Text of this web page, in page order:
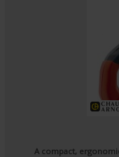
A compact,